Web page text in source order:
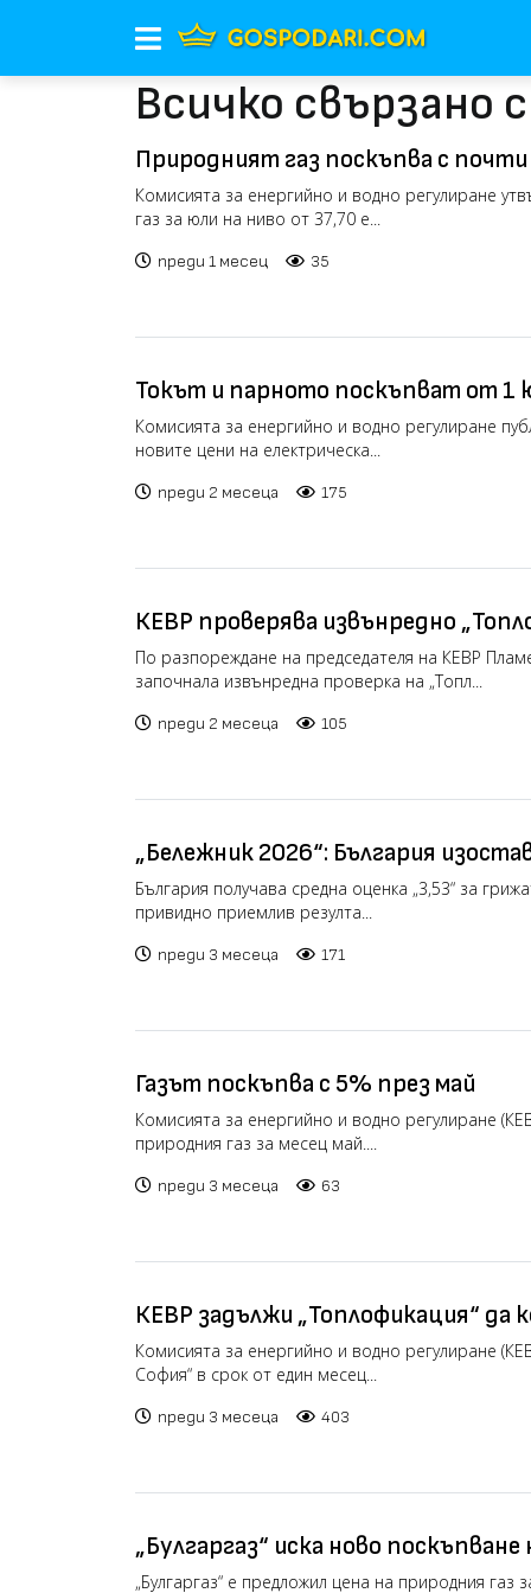
Всичко свързано
Природният газ поскъпва с
Комисията за енергийно и водно регулиране
газ за юли на ниво от 37,70 е...
преди 1 месец 35
Токът и парното поскъпват от 1
Комисията за енергийно и водно регулиране
новите цени на електрическа...
преди 2 месеца 175
КЕВР проверява извънредно
заради жалби
По разпореждане на председателя на КЕВР
започнала извънредна проверка на „Топл...
преди 2 месеца 105
„Бележник 2026“: България
децата
България получава средна оценка „3,53“ за
привидно приемлив резулта...
преди 3 месеца 171
Газът поскъпва с 5% през май
Комисията за енергийно и водно регулиране
природния газ за месец май....
преди 3 месеца 63
КЕВР задължи „Топлофикация“ да
клиенти
Комисията за енергийно и водно регулиране
София“ в срок от един месец...
преди 3 месеца 403
„Булгаргаз“ иска ново
„Булгаргаз“ е предложил цена на природния